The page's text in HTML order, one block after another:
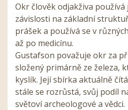
Okr člověk odjakživa používá
závislosti na základní
prášek a používá se v
až po medicínu.
Gustafson považuje okr za
složený primárně ze železa,
kyslík. Její sbírka aktuálně
stále se rozrůstá, svůj podíl
světoví archeologové a vědci.